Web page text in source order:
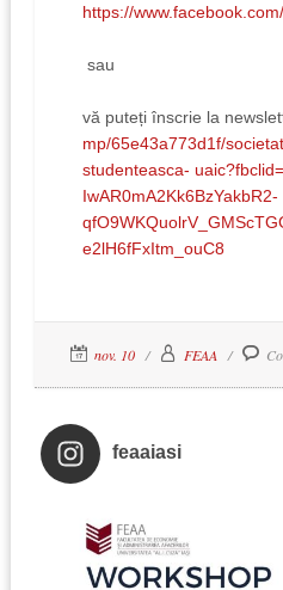
https://
sau
vă puteți înscrie la
mp/65e43a773d1f/
studenteasca- uaic?fbclid=
IwAR0mA2Kk6BzYakbR2-
e2lH6fFxItm_ouC8
nov. 10 FEAA
feaaiasi